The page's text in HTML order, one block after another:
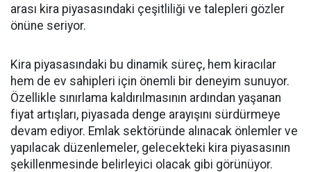
arası kira piyasasındaki çeşitliliği ve talepleri gözler
önüne seriyor.
Kira piyasasındaki bu dinamik süreç, hem kiracılar
hem de ev sahipleri için önemli bir deneyim sunuyor.
Özellikle sınırlama kaldırılmasının ardından yaşanan
fiyat artışları, piyasada denge arayışını sürdürmeye
devam ediyor. Emlak sektöründe alınacak önlemler ve
yapılacak düzenlemeler, gelecekteki kira piyasasının
şekillenmesinde belirleyici olacak gibi görünüyor.